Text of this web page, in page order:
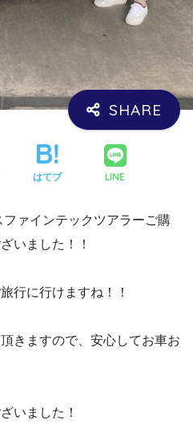
はてブ LINE
ファインテックツアラーご購
いました！！
行に行けますね！！
きますので、安心してお車お
いました！